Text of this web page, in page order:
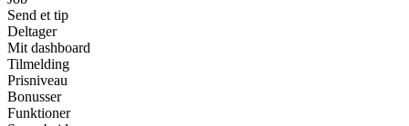
Send et tip
Deltager
Mit dashboard
Tilmelding
Prisniveau
Bonusser
Funktioner